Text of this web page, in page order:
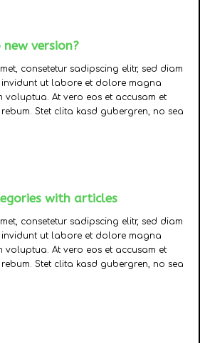
version?
consetetur sadipscing elitr, sed diam
ut labore et dolore magna
voluptua. At vero eos et accusam et
Stet clita kasd gubergren, no sea
with articles
consetetur sadipscing elitr, sed diam
ut labore et dolore magna
voluptua. At vero eos et accusam et
Stet clita kasd gubergren, no sea